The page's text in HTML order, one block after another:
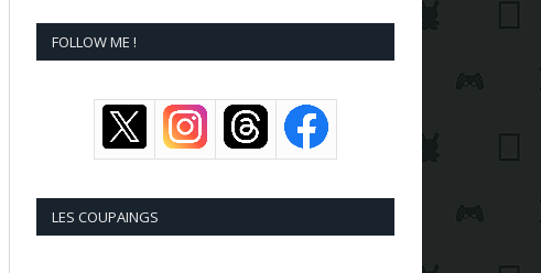
FOLLOW ME !
LES COUPAINGS